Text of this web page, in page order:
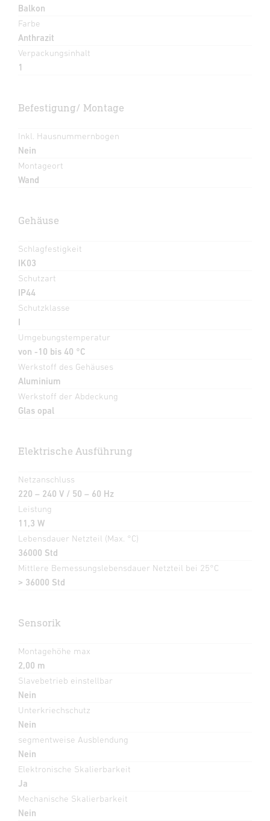
Balkon
Farbe
Anthrazit
Verpackungsinhalt
1
Befestigung/ Montage
Inkl. Hausnummernbogen
Nein
Montageort
Wand
Gehäuse
Schlagfestigkeit
IK03
Schutzart
IP44
Schutzklasse
I
Umgebungstemperatur
von -10 bis 40 °C
Werkstoff des Gehäuses
Aluminium
Werkstoff der Abdeckung
Glas opal
Elektrische Ausführung
Netzanschluss
220 – 240 V / 50 – 60 Hz
Leistung
11,3 W
Lebensdauer Netzteil (Max. °C)
36000 Std
Mittlere Bemessungslebensdauer Netzteil bei 25°C
> 36000 Std
Sensorik
Montagehöhe max
2,00 m
Slavebetrieb einstellbar
Nein
Unterkriechschutz
Nein
segmentweise Ausblendung
Nein
Elektronische Skalierbarkeit
Ja
Mechanische Skalierbarkeit
Nein